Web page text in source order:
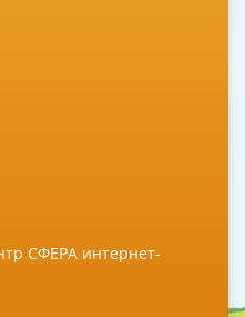
СФЕРА интернет-